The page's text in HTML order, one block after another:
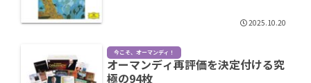
2025.10.20
今こそ、オーマンディ！
オーマンディ再評価を決定付ける究
極の94枚